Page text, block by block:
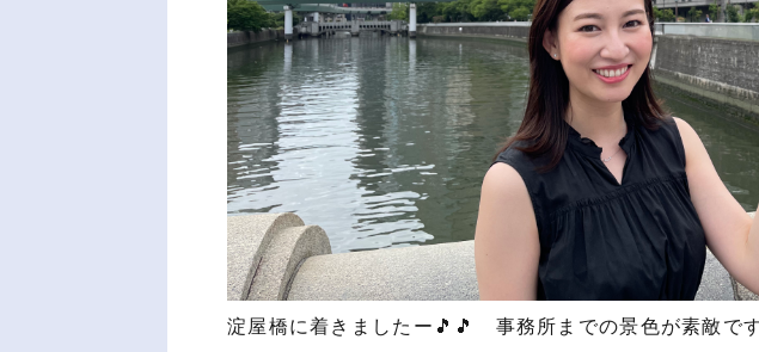
淀屋橋に着きましたー🎵🎵 事務所までの景色が素敵で